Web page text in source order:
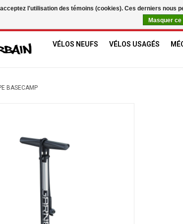
VÉLOS NEUFS VÉLOS USAGÉS
BASECAMP
l'utilisation des témoins (cookies). Ces derniers
Masquer